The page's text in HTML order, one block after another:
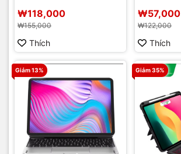
₩118,000
₩155,000
Thích
₩57,000
₩122,000
Thích
Giảm 13% Giảm 35%